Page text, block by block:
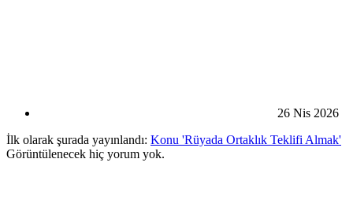
26 Nis 2026
İlk olarak şurada yayınlandı: Konu 'Rüyada Ortaklık Teklifi Almak'
Görüntülenecek hiç yorum yok.